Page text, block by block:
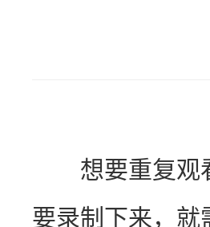
想要重复观看
要录制下来，就